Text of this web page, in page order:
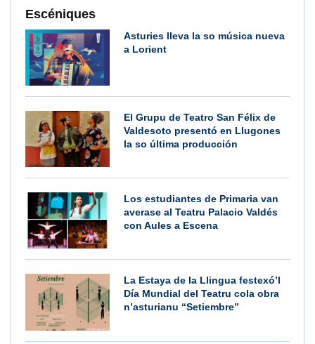
Escéniques
Asturies lleva la so música nueva
a Lorient
El Grupu de Teatro San Félix de
Valdesoto presentó en Llugones
la so última producción
Los estudiantes de Primaria van
averase al Teatru Palacio Valdés
con Aules a Escena
La Estaya de la Llingua festexó’l
Día Mundial del Teatru cola obra
n’asturianu “Setiembre”